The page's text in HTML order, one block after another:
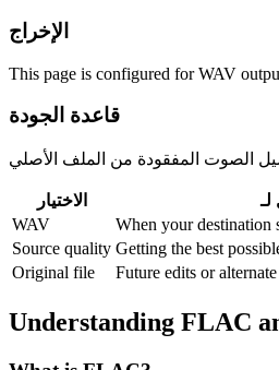
الإخراج
This page is configured for WAV
قاعدة الجودة
الاختيار لـ
WAV
When your destination
Source quality Getting the best
Original file
Future edits or
Understanding FLAC